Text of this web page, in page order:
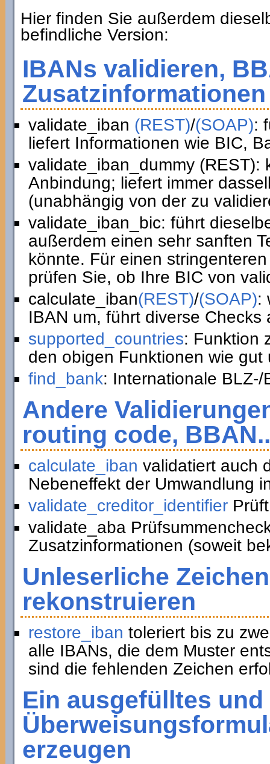
Hier finden Sie außerdem
befindliche Version:
IBANs validieren,
validate_iban (REST)/(SOAP):
liefert Informationen wie BIC,
validate_iban_dummy (REST):
Anbindung; liefert immer
(unabhängig von der zu
validate_iban_bic: führt
außerdem einen sehr sanften
könnte. Für einen
prüfen Sie, ob Ihre BIC von
calculate_iban(REST)/(SOAP):
IBAN um, führt diverse
supported_countries: Funktion
den obigen Funktionen wie gut
find_bank: Internationale BLZ-/
Andere
routing code,
calculate_iban validatiert auch
Nebeneffekt der Umwandlung
validate_creditor_identifierPrüft
validate_aba
Zusatzinformationen (soweit
Unleserliche
rekonstruieren
restore_iban toleriert bis zu
alle IBANs, die dem Muster
sind die fehlenden Zeichen
Ein ausgefülltes
erzeugen